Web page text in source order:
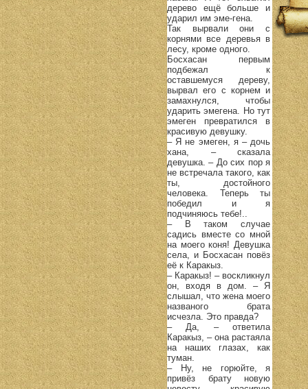
дерево ещё больше и
ударил им эме-гена.
Так вырвали они с
корнями все деревья в
лесу, кроме одного.
Босхасан первым
подбежал к
оставшемуся дереву,
вырвал его с корнем и
замахнулся, чтобы
ударить эмегена. Но тут
эмеген превратился в
красивую девушку.
– Я не эмеген, я – дочь
хана, – сказала
девушка. – До сих пор я
не встречала такого, как
ты, достойного
человека. Теперь ты
победил и я
подчиняюсь тебе!..
– В таком случае
садись вместе со мной
на моего коня! Девушка
села, и Босхасан повёз
её к Каракыз.
– Каракыз! – воскликнул
он, входя в дом. – Я
слышал, что жена моего
названого брата
исчезла. Это правда?
– Да, – ответила
Каракыз, – она растаяла
на наших глазах, как
туман.
– Ну, не горюйте, я
привёз брату новую